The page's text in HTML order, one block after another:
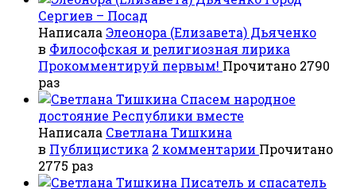
Сергиев – Посад
Написала Элеонора (Елизавета) Дьяченко
в Философская и религиозная лирика
Прокомментируй первым! Прочитано 2790
раз
Спасем народное
достояние Республики вместе
Написала Светлана Тишкина
в Публицистика 2 комментарии Прочитано
2775 раз
Писатель и спасатель